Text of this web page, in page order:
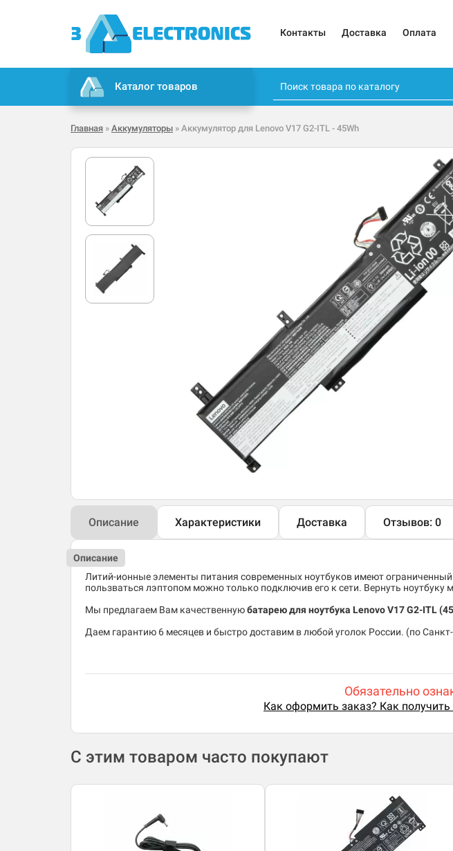
Контакты Доставка Оплата
Каталог товаров
Главная » Аккумуляторы » Аккумулятор для Lenovo V17 G2-ITL - 45Wh
Описание Характеристики Доставка Отзывов: 0
Описание
Литий-ионные элементы питания современных ноутбуков имеют
пользваться лэптопом можно только подключив его к сети. Вернуть
Мы предлагаем Вам качественнуюбатарею для ноутбука Lenovo V17 G2-ITL
Даем гарантию 6 месяцев и быстро доставим в любой уголок России. (по Санкт-
Обязательно
Как оформить заказ? Как
С этим товаром часто покупают